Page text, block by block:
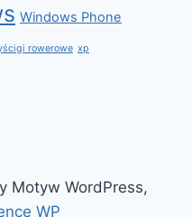
Windows Phone
rowerowe xp
Motyw WordPress,
WP